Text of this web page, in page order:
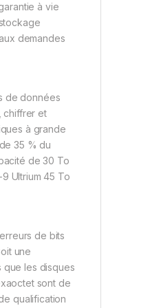
à vie
demandes
de données
chiffrer et
à grande
35 % du
de 30 To
Ultrium 45 To
de bits
une
que les disques
sont de
qualification